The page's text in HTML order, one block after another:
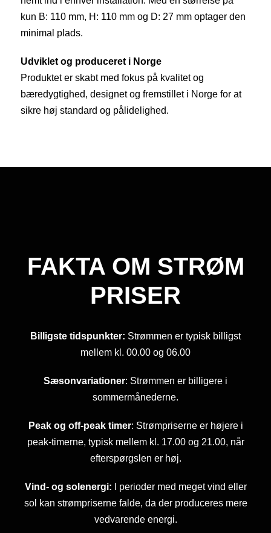
kun B: 110 mm, H: 110 mm og D: 27 mm optager den
minimal plads.
Udviklet og produceret i Norge
Produktet er skabt med fokus på kvalitet og
bæredygtighed, designet og fremstillet i Norge for at
sikre høj standard og pålidelighed.
FAKTA OM STRØM
PRISER
Billigste tidspunkter: Strømmen er typisk billigst
mellem kl. 00.00 og 06.00
Sæsonvariationer: Strømmen er billigere i
sommermånederne.
Peak og off-peak timer: Strømpriserne er højere i
peak-timerne, typisk mellem kl. 17.00 og 21.00, når
efterspørgslen er høj.
Vind- og solenergi: I perioder med meget vind eller
sol kan strømpriserne falde, da der produceres mere
vedvarende energi.